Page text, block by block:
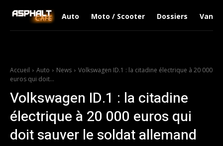
Auto Moto / Scooter Dossiers Van
Accueil Auto News
Volkswagen ID.1 : la citadine électrique à 20 000
euros qui doit...
Volkswagen ID.1 : la citadine
électrique à 20 000 euros qui
doit sauver le soldat allemand